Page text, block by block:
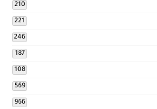
210
221
246
187
108
569
966